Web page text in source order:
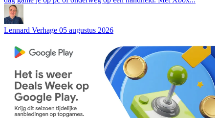
Lennard Verhage 05 augustus 2026